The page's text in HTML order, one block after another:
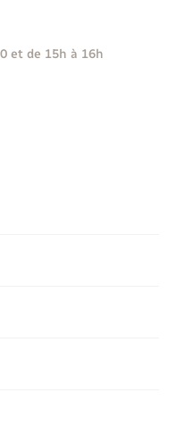
et de 15h à 16h